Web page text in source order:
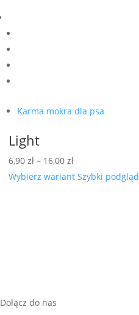
Karma mokra dla psa
Light
6,90 zł – 16,00 złZakres
cen:
Wybierz wariant Szybki podgląd
Dołącz do nas